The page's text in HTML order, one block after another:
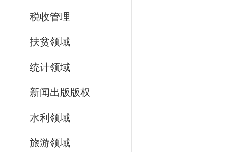
税收管理
扶贫领域
统计领域
新闻出版版权
水利领域
旅游领域